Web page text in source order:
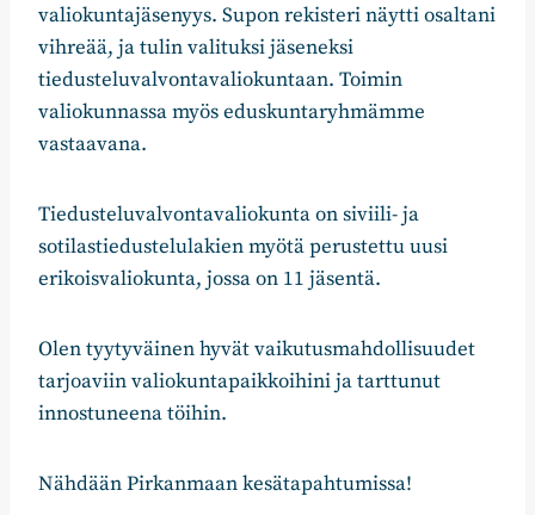
valiokuntajäsenyys. Supon rekisteri näytti osaltani
vihreää, ja tulin valituksi jäseneksi
tiedusteluvalvontavaliokuntaan. Toimin
valiokunnassa myös eduskuntaryhmämme
vastaavana.
Tiedusteluvalvontavaliokunta on siviili- ja
sotilastiedustelulakien myötä perustettu uusi
erikoisvaliokunta, jossa on 11 jäsentä.
Olen tyytyväinen hyvät vaikutusmahdollisuudet
tarjoaviin valiokuntapaikkoihini ja tarttunut
innostuneena töihin.
Nähdään Pirkanmaan kesätapahtumissa!